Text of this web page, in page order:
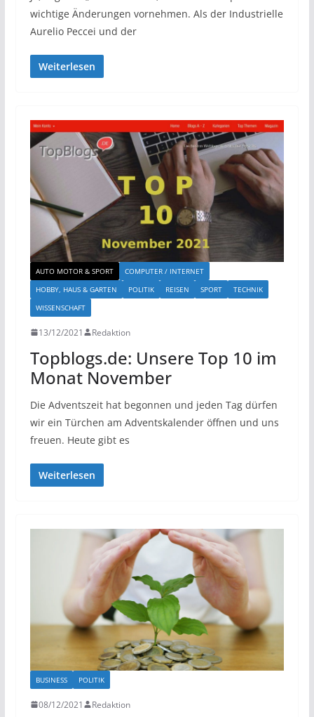
wichtige Änderungen vornehmen. Als der Industrielle
Aurelio Peccei und der
Weiterlesen
AUTO MOTOR & SPORT
COMPUTER / INTERNET
HOBBY, HAUS & GARTEN
POLITIK REISEN SPORT
TECHNIK
WISSENSCHAFT
13/12/2021 Redaktion
Topblogs.de: Unsere Top 10 im
Monat November
Die Adventszeit hat begonnen und jeden Tag dürfen
wir ein Türchen am Adventskalender öffnen und uns
freuen. Heute gibt es
Weiterlesen
BUSINESS POLITIK
08/12/2021 Redaktion